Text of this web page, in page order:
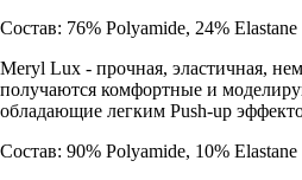
Состав: 76% Polyamide, 24% Elastane
Meryl Lux - прочная, эластичная,
получаются комфортные и
обладающие легким Push-up
Состав: 90% Polyamide, 10% Elastane